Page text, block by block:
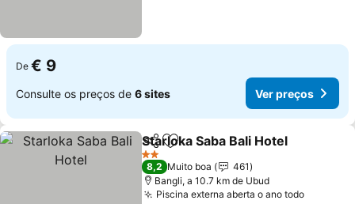
De € 9
Consulte os preços de 6 sites Ver preços
PartilharAdicionar aos favoritos
Starloka Saba Bali Hotel
2 Estrelas
8,2 Muito boa
461
Bangli, a 10.7 km de Ubud
Piscina externa aberta o ano todo